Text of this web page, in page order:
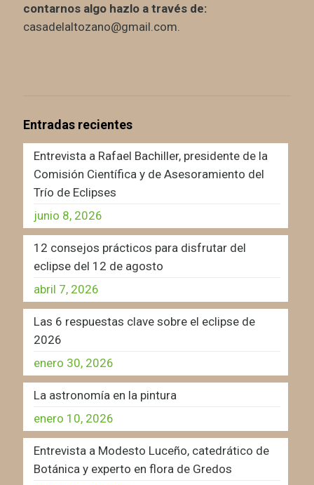
contarnos algo hazlo a través de:
casadelaltozano@gmail.com.
Entradas recientes
Entrevista a Rafael Bachiller, presidente de la
Comisión Científica y de Asesoramiento del
Trío de Eclipses
junio 8, 2026
12 consejos prácticos para disfrutar del
eclipse del 12 de agosto
abril 7, 2026
Las 6 respuestas clave sobre el eclipse de
2026
enero 30, 2026
La astronomía en la pintura
enero 10, 2026
Entrevista a Modesto Luceño, catedrático de
Botánica y experto en flora de Gredos